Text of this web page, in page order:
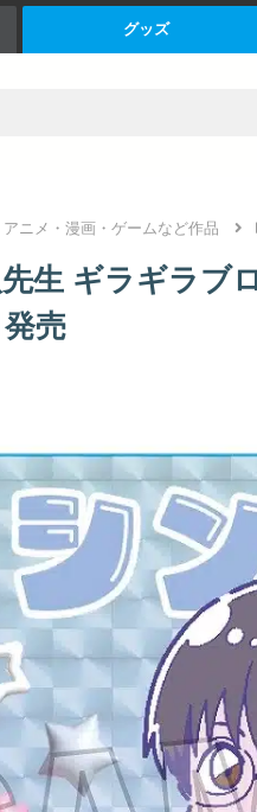
グッズ
アニメ・漫画・ゲームなど作品
生 ギラギラブ
売